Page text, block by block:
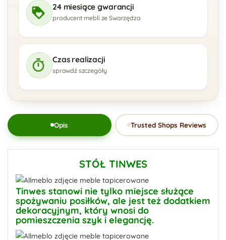
24 miesiące gwarancji
producent mebli ze Swarzędza
Czas realizacji
sprawdź szczegóły
Opis Trusted Shops Reviews
STÓŁ TINWES
Tinwes stanowi nie tylko miejsce służące
spożywaniu posiłków, ale jest też dodatkiem
dekoracyjnym, który wnosi do
pomieszczenia szyk i elegancję.